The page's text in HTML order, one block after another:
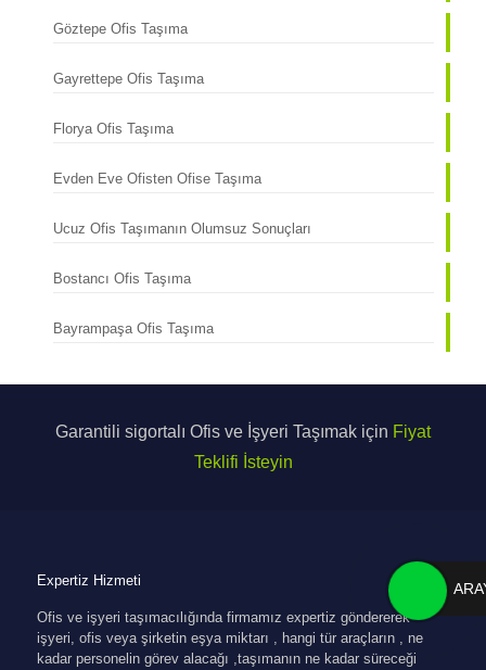
Göztepe Ofis Taşıma
Gayrettepe Ofis Taşıma
Florya Ofis Taşıma
Evden Eve Ofisten Ofise Taşıma
Ucuz Ofis Taşımanın Olumsuz Sonuçları
Bostancı Ofis Taşıma
Bayrampaşa Ofis Taşıma
Garantili sigortalı Ofis ve İşyeri Taşımak için Fiyat
Teklifi İsteyin
Expertiz Hizmeti
Ofis ve işyeri taşımacılığında firmamız expertiz göndererek
işyeri, ofis veya şirketin eşya miktarı , hangi tür araçların , ne
kadar personelin görev alacağı ,taşımanın ne kadar süreceği